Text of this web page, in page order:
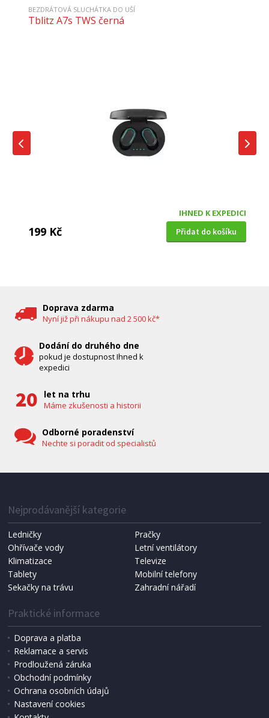
BEZDRÁTOVÁ SLUCHÁTKA DO UŠÍ
Tblitz A7s TWS černá
IHNED K EXPEDICI
199 Kč Přidat do košíku
NÁHRADNÍ SÁČKY DO VYSAVAČE
Koma KRA-SB02S (Multi Bag, S-BAG SMS)
Doprava zdarma
Nyní již při nákupu nad 2 500 kč*
Dodání do druhého dne
pokud je dostupnost Ihned k
expedici
let na trhu
Máme zkušenosti a historii
Odborné poradenství
Nechte si poradit od specialistů
Nejprodávanější kategorie
Ledničky
Pračky
Ohřívače vody
Letní ventilátory
Klimatizace
Televize
Tablety
Mobilní telefony
Sekačky na trávu
Zahradní nářadí
Praktické informace
Doprava a platba
Reklamace a servis
Prodloužená záruka
Obchodní podmínky
Ochrana osobních údajů
Nastavení cookies